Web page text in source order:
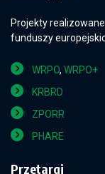
Projekty
funduszy
WRPO, WRPO+
KRBRD
ZPORR
PHARE
Przetargi